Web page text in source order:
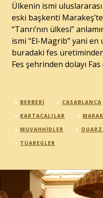
Ülkenin ismi
eski başkenti
“Tanrı’nın ülkesi”
ismi “El-Magrib” yani en
buradaki fes
Fes şehrinden dolayı Fas
BERBERI CASABLANCA
KARTACALILAR
MUVAHHIDLER
TUAREGLER